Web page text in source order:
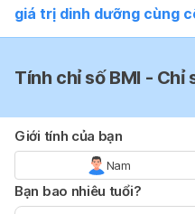
giá trị dinh dưỡng cùng
Tính chỉ số BMI - Chỉ
Giới tính của bạn
Nam
Bạn bao nhiêu tuổi?